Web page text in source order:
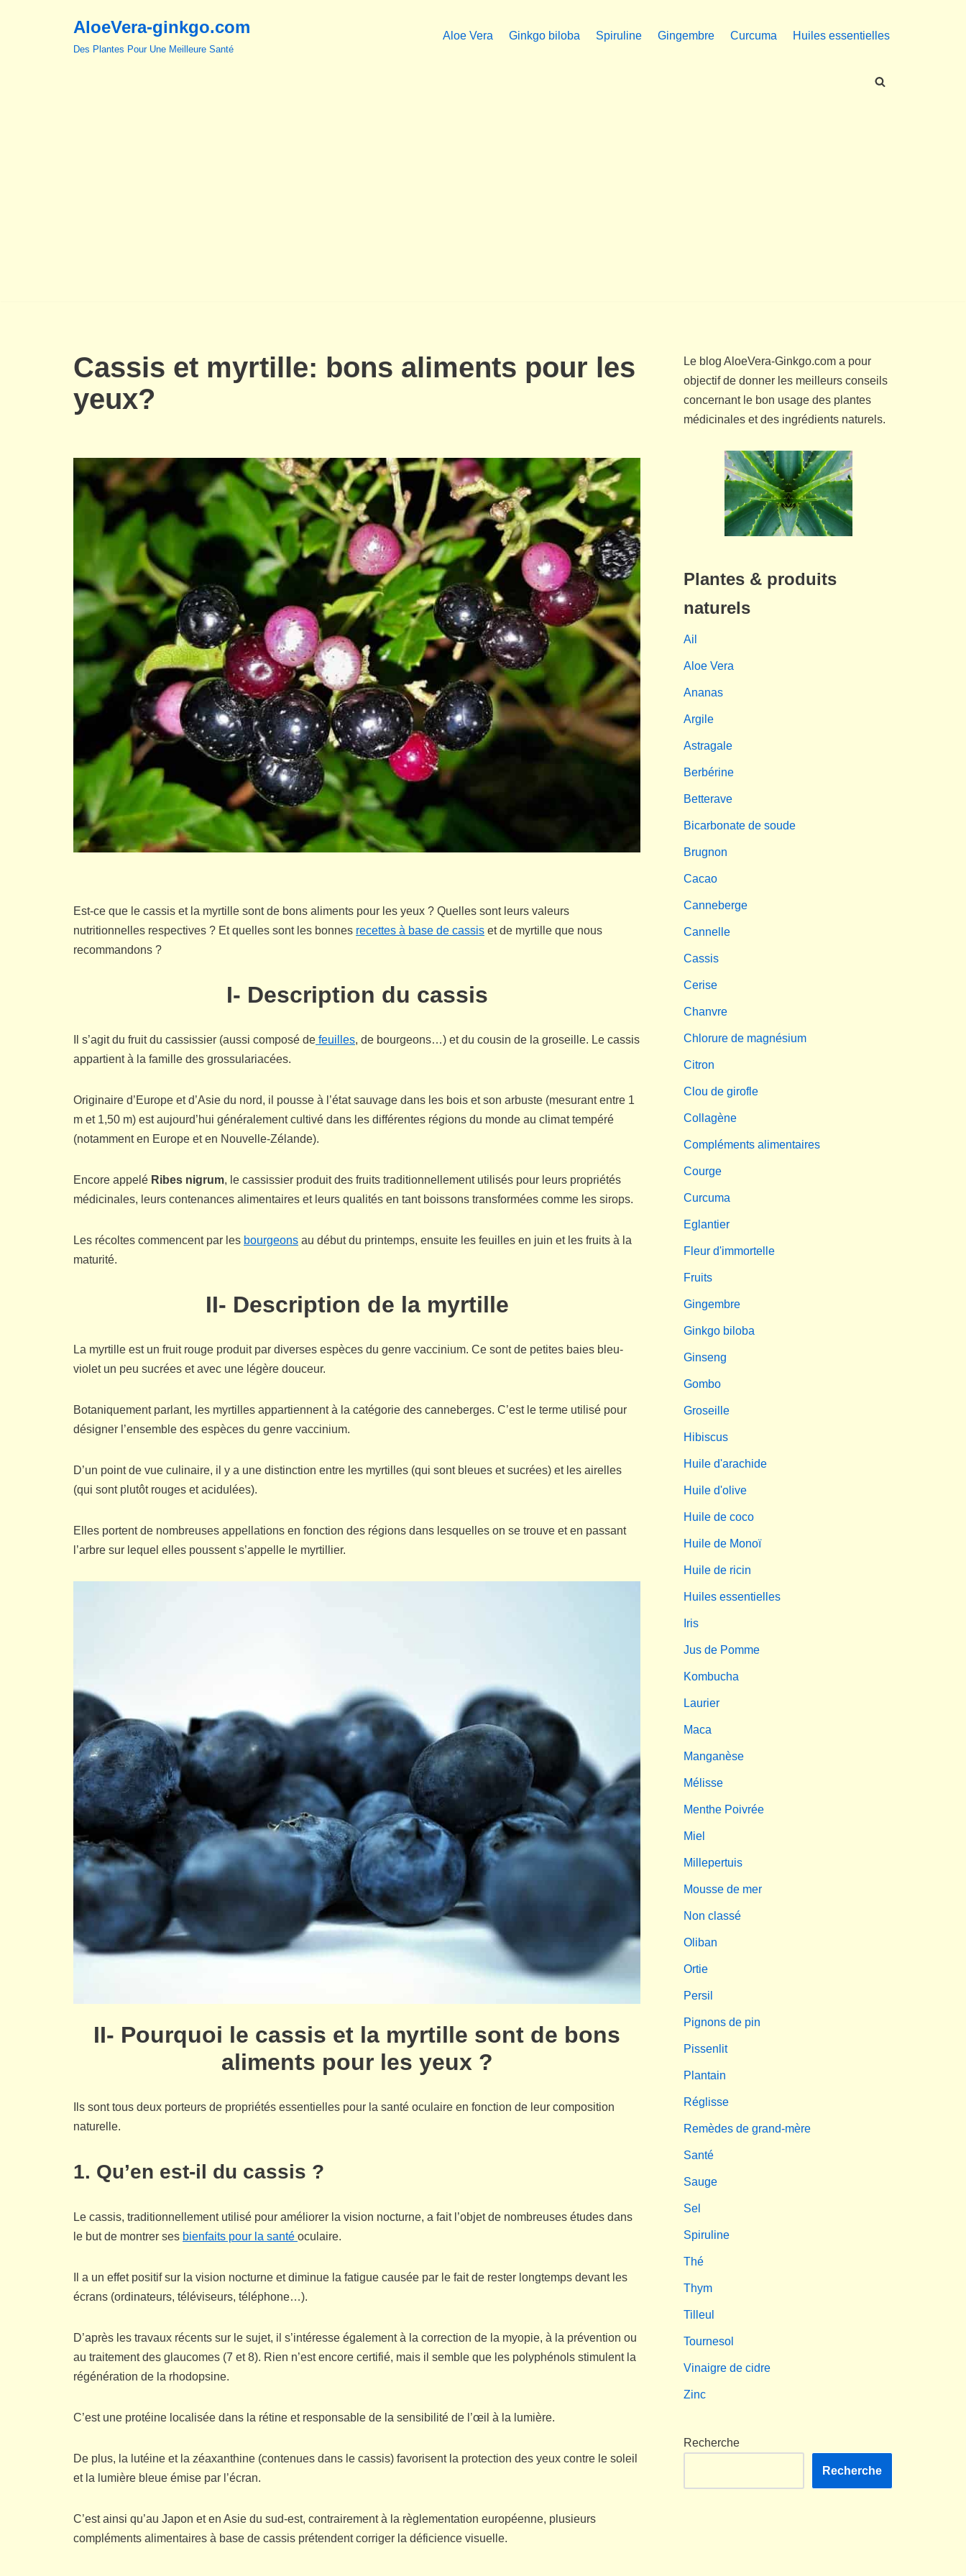
AloeVera-ginkgo.com
Des Plantes Pour Une Meilleure Santé
Aloe Vera Ginkgo biloba Spiruline Gingembre Curcuma Huiles essentielles
Cassis et myrtille: bons aliments pour les
yeux?
Est-ce que le cassis et la myrtille sont de bons aliments pour les yeux ? Quelles sont leurs valeurs
nutritionnelles respectives ? Et quelles sont les bonnes recettes à base de cassis et de myrtille que nous
recommandons ?
I- Description du cassis
Il s’agit du fruit du cassissier (aussi composé de feuilles, de bourgeons…) et du cousin de la groseille. Le cassis
appartient à la famille des grossulariacées.
Originaire d’Europe et d’Asie du nord, il pousse à l’état sauvage dans les bois et son arbuste (mesurant entre 1
m et 1,50 m) est aujourd’hui généralement cultivé dans les différentes régions du monde au climat tempéré
(notamment en Europe et en Nouvelle-Zélande).
Encore appelé Ribes nigrum, le cassissier produit des fruits traditionnellement utilisés pour leurs propriétés
médicinales, leurs contenances alimentaires et leurs qualités en tant boissons transformées comme les sirops.
Les récoltes commencent par les bourgeons au début du printemps, ensuite les feuilles en juin et les fruits à la
maturité.
II- Description de la myrtille
La myrtille est un fruit rouge produit par diverses espèces du genre vaccinium. Ce sont de petites baies bleu-
violet un peu sucrées et avec une légère douceur.
Botaniquement parlant, les myrtilles appartiennent à la catégorie des canneberges. C’est le terme utilisé pour
désigner l’ensemble des espèces du genre vaccinium.
D’un point de vue culinaire, il y a une distinction entre les myrtilles (qui sont bleues et sucrées) et les airelles
(qui sont plutôt rouges et acidulées).
Elles portent de nombreuses appellations en fonction des régions dans lesquelles on se trouve et en passant
l’arbre sur lequel elles poussent s’appelle le myrtillier.
II- Pourquoi le cassis et la myrtille sont de bons
aliments pour les yeux ?
Ils sont tous deux porteurs de propriétés essentielles pour la santé oculaire en fonction de leur composition
naturelle.
1. Qu’en est-il du cassis ?
Le cassis, traditionnellement utilisé pour améliorer la vision nocturne, a fait l’objet de nombreuses études dans
le but de montrer ses bienfaits pour la santé oculaire.
Il a un effet positif sur la vision nocturne et diminue la fatigue causée par le fait de rester longtemps devant les
écrans (ordinateurs, téléviseurs, téléphone…).
D’après les travaux récents sur le sujet, il s’intéresse également à la correction de la myopie, à la prévention ou
au traitement des glaucomes (7 et 8). Rien n’est encore certifié, mais il semble que les polyphénols stimulent la
régénération de la rhodopsine.
C’est une protéine localisée dans la rétine et responsable de la sensibilité de l’œil à la lumière.
De plus, la lutéine et la zéaxanthine (contenues dans le cassis) favorisent la protection des yeux contre le soleil
et la lumière bleue émise par l’écran.
C’est ainsi qu’au Japon et en Asie du sud-est, contrairement à la règlementation européenne, plusieurs
compléments alimentaires à base de cassis prétendent corriger la déficience visuelle.
Le blog AloeVera-Ginkgo.com a pour
objectif de donner les meilleurs conseils
concernant le bon usage des plantes
médicinales et des ingrédients naturels.
Plantes & produits
naturels
Ail
Aloe Vera
Ananas
Argile
Astragale
Berbérine
Betterave
Bicarbonate de soude
Brugnon
Cacao
Canneberge
Cannelle
Cassis
Cerise
Chanvre
Chlorure de magnésium
Citron
Clou de girofle
Collagène
Compléments alimentaires
Courge
Curcuma
Eglantier
Fleur d'immortelle
Fruits
Gingembre
Ginkgo biloba
Ginseng
Gombo
Groseille
Hibiscus
Huile d'arachide
Huile d'olive
Huile de coco
Huile de Monoï
Huile de ricin
Huiles essentielles
Iris
Jus de Pomme
Kombucha
Laurier
Maca
Manganèse
Mélisse
Menthe Poivrée
Miel
Millepertuis
Mousse de mer
Non classé
Oliban
Ortie
Persil
Pignons de pin
Pissenlit
Plantain
Réglisse
Remèdes de grand-mère
Santé
Sauge
Sel
Spiruline
Thé
Thym
Tilleul
Tournesol
Vinaigre de cidre
Zinc
Recherche
Recherche